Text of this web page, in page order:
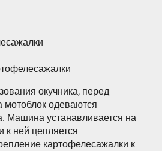
окучника, перед
мотоблок одеваются
Машина устанавливается на
к ней цепляется
картофелесажалки к